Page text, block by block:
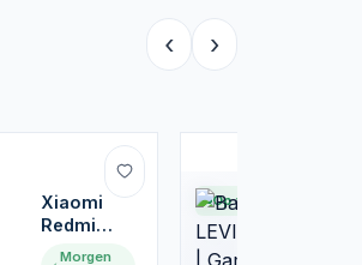
‹ ›
Xiaomi
Redmi
Buds 3 Pro
Morgen
Op voorraad